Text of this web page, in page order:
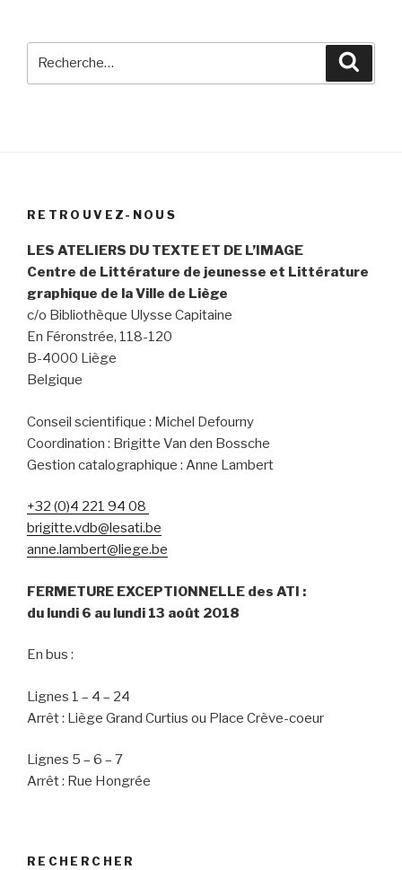
RETROUVEZ-NOUS
LES ATELIERS DU TEXTE ET DE L’IMAGE
Centre de Littérature de jeunesse et Littérature
graphique de la Ville de Liège
c/o Bibliothèque Ulysse Capitaine
En Féronstrée, 118-120
B-4000 Liège
Belgique
Conseil scientifique : Michel Defourny
Coordination : Brigitte Van den Bossche
Gestion catalographique : Anne Lambert
+32 (0)4 221 94 08
brigitte.vdb@lesati.be
anne.lambert@liege.be
FERMETURE EXCEPTIONNELLE des ATI :
du lundi 6 au lundi 13 août 2018
En bus :
Lignes 1 – 4 – 24
Arrêt : Liège Grand Curtius ou Place Crève-coeur
Lignes 5 – 6 – 7
Arrêt : Rue Hongrée
RECHERCHER